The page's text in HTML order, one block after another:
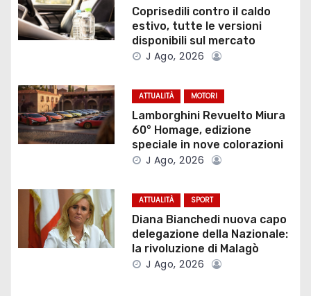
i
n
e
a
Coprisedili contro il caldo
estivo, tutte le versioni
disponibili sul mercato
J Ago, 2026
ATTUALITÀ MOTORI
Lamborghini Revuelto Miura
60° Homage, edizione
speciale in nove colorazioni
J Ago, 2026
ATTUALITÀ SPORT
Diana Bianchedi nuova capo
delegazione della Nazionale:
la rivoluzione di Malagò
J Ago, 2026